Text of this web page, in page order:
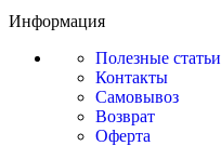
Информация
Полезные статьи
Контакты
Самовывоз
Возврат
Оферта